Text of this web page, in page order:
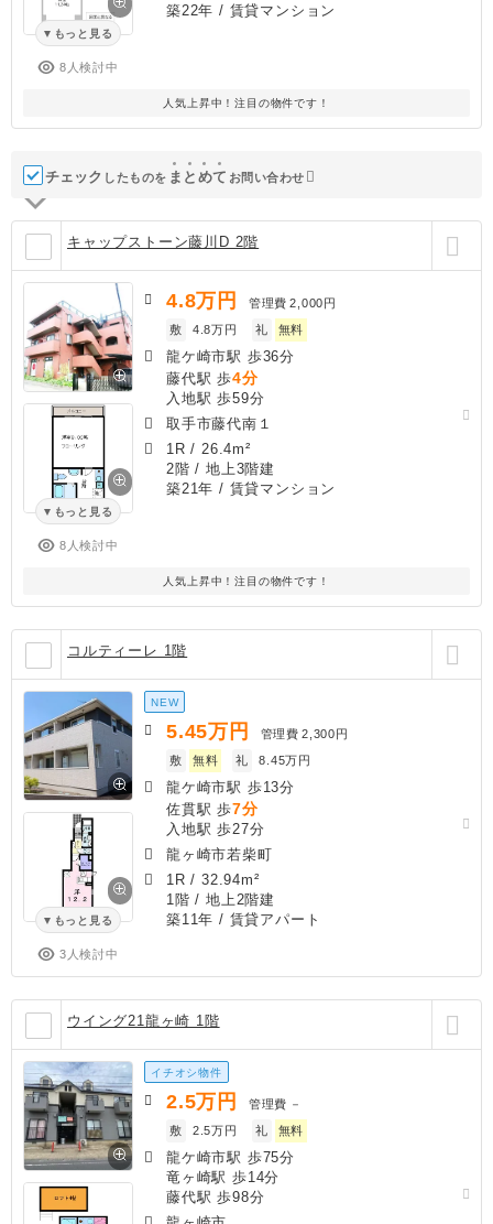
もっと見る
8人検討中
築22年 / 賃貸マンション
人気上昇中！注目の物件です！
チェック したものを ま と めて お問い合わせ
キャップストーン藤川D 2階
もっと見る
8人検討中
4.8万円 管理費 2,000円
敷
4.8万円 礼 無料
龍ケ崎市駅 歩36分
藤代駅 歩4分
入地駅 歩59分
取手市藤代南１
1R / 26.4m²
2階 / 地上3階建
築21年 / 賃貸マンション
人気上昇中！注目の物件です！
コルティーレ 1階
もっと見る
3人検討中
NEW
5.45万円 管理費 2,300円
敷
無料 礼 8.45万円
龍ケ崎市駅 歩13分
佐貫駅 歩7分
入地駅 歩27分
龍ヶ崎市若柴町
1R /32.94m²
1階 / 地上2階建
築11年 / 賃貸アパート
ウイング21龍ヶ崎 1階
イチオシ物件
2.5万円 管理費 －
敷
2.5万円 礼 無料
龍ケ崎市駅 歩75分
竜ヶ崎駅 歩14分
藤代駅 歩98分